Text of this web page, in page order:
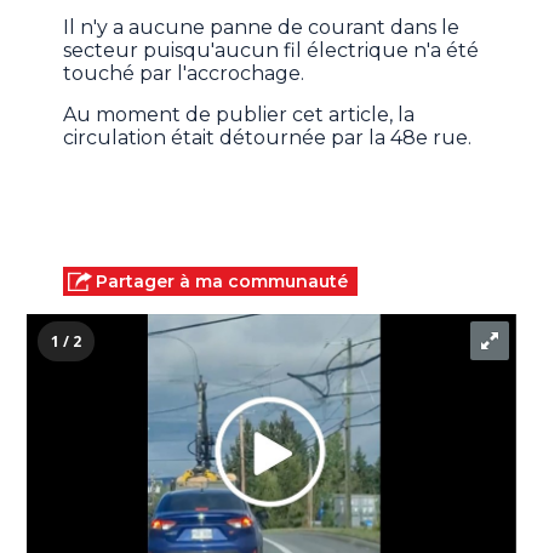
Il n'y a aucune panne de courant dans le
secteur puisqu'aucun fil électrique n'a été
touché par l'accrochage.
Au moment de publier cet article, la
circulation était détournée par la 48e rue.
Partager à ma communauté
1 / 2